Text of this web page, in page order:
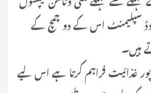
سپلیمنٹ اس کے دو چمچ کے
ہیں۔
غذائیت فراہم کرتا ہے اس لیے